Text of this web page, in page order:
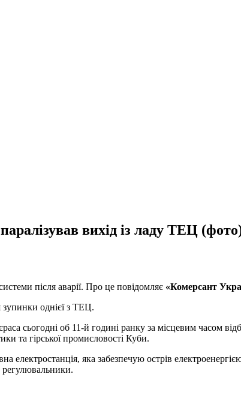
вихід із ладу ТЕЦ
після аварії. Про це повідомляє «Комерсант
зупинки однієї з ТЕЦ.
сьогодні об 11-й годині ранку за місцевим часом
та гірської промисловості Куби.
яка забезпечую острів
регулювальники.